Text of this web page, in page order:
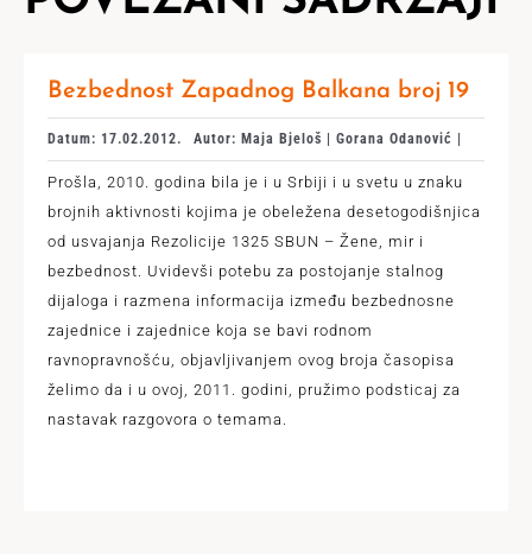
Bezbednost Zapadnog Balkana broj 19
Datum: 17.02.2012. Autor: Maja Bjeloš | Gorana Odanović |
Prošla, 2010. godina bila je i u Srbiji i u svetu u znaku
brojnih aktivnosti kojima je obeležena desetogodišnjica
od usvajanja Rezolicije 1325 SBUN – Žene, mir i
bezbednost. Uvidevši potebu za postojanje stalnog
dijaloga i razmena informacija između bezbednosne
zajednice i zajednice koja se bavi rodnom
ravnopravnošću, objavljivanjem ovog broja časopisa
želimo da i u ovoj, 2011. godini, pružimo podsticaj za
nastavak razgovora o temama.